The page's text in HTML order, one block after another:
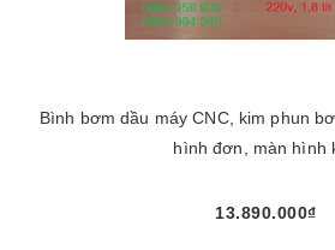
Bình bơm dầu máy CNC, kim phun
hình đơn, màn hình
13.890.000₫